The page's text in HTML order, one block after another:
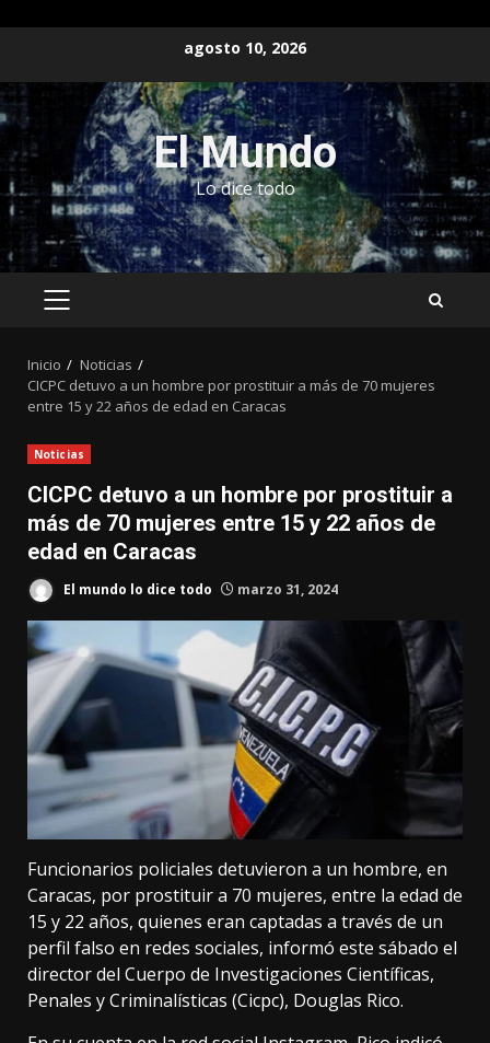
contenido
agosto 10, 2026
El Mundo
Lo dice todo
MENÚ
Inicio
Noticias
CICPC detuvo a un hombre por prostituir a más de 70 mujeres
entre 15 y 22 años de edad en Caracas
Noticias
CICPC detuvo a un hombre por prostituir a
más de 70 mujeres entre 15 y 22 años de
edad en Caracas
El mundo lo dice todo marzo 31, 2024
Funcionarios policiales detuvieron a un hombre, en
Caracas, por prostituir a 70 mujeres, entre la edad de
15 y 22 años, quienes eran captadas a través de un
perfil falso en redes sociales, informó este sábado el
director del Cuerpo de Investigaciones Científicas,
Penales y Criminalísticas (Cicpc), Douglas Rico.